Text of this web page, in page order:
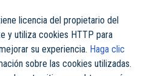
a usdt a través de Crixto
licencia del propietario del
y utiliza cookies HTTP para
su experiencia. Haga clic
sobre las cookies utilizadas.